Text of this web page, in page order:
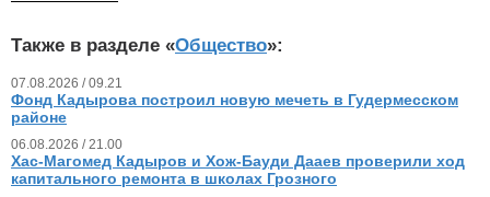
Также в разделе «Общество»:
07.08.2026 / 09.21
Фонд Кадырова построил новую мечеть в Гудермесском
районе
06.08.2026 / 21.00
Хас-Магомед Кадыров и Хож-Бауди Дааев проверили ход
капитального ремонта в школах Грозного